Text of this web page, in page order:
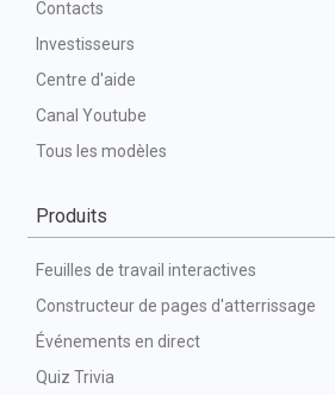
Contacts
Investisseurs
Centre d'aide
Canal Youtube
Tous les modèles
Produits
Feuilles de travail interactives
Constructeur de pages d'atterrissage
Événements en direct
Quiz Trivia